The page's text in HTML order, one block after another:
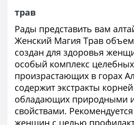
трав
Рады представить вам
Женский Магия Трав
создан для здоровья
особый комплекс
произрастающих в горах
содержит экстракты
обладающих природными
свойствами.
женщин с целью